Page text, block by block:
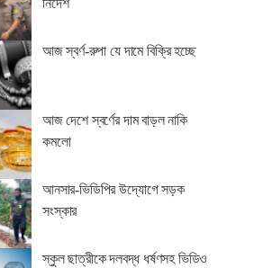
আজ স্বর্ণ-রুপা যে দামে বিক্রি হচ্ছে
আজ দেশে স্বর্ণের দাম বাড়ল নাকি
কমলো
আনসার-ভিডিপির উদ্যোগে সড়ক
সংস্কার
স্কুল ছাত্রীকে দলবদ্ধ ধর্ষণসহ ভিডিও